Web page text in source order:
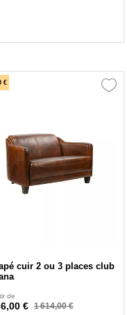
€
cuir 2 ou 3 places club
de
€ 1 614,00 €